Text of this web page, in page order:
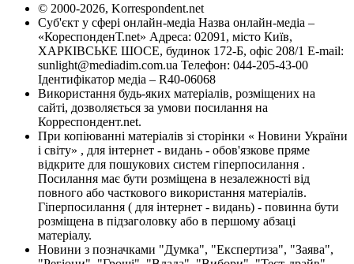
© 2000-2026, Korrespondent.net
Суб'єкт у сфері онлайн-медіа Назва онлайн-медіа –
«КореспонденТ.net» Адреса: 02091, місто Київ,
ХАРКІВСЬКЕ ШОСЕ, будинок 172-Б, офіс 208/1 E-mail:
sunlight@mediadim.com.ua Телефон: 044-205-43-00
Ідентифікатор медіа – R40-06068
Використання будь-яких матеріалів, розміщених на
сайті, дозволяється за умови посилання на
Корреспондент.net.
При копіюванні матеріалів зі сторінки « Новини України
і світу» , для інтернет - видань - обов'язкове пряме
відкрите для пошукових систем гіперпосилання .
Посилання має бути розміщена в незалежності від
повного або часткового використання матеріалів.
Гіперпосилання ( для інтернет - видань) - повинна бути
розміщена в підзаголовку або в першому абзаці
матеріалу.
Новини з позначками "Думка", "Експертиза", "Заява",